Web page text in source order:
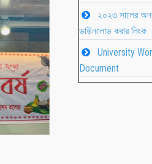
২০২৩ সালের
ডাউনলোড করার লিংক
University
Document